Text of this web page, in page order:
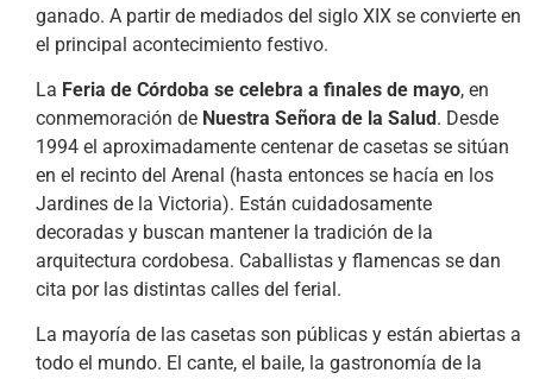
ganado. A partir de mediados del siglo XIX se convierte en
el principal acontecimiento festivo.
La Feria de Córdoba se celebra a finales de mayo, en
conmemoración de Nuestra Señora de la Salud. Desde
1994 el aproximadamente centenar de casetas se sitúan
en el recinto del Arenal (hasta entonces se hacía en los
Jardines de la Victoria). Están cuidadosamente
decoradas y buscan mantener la tradición de la
arquitectura cordobesa. Caballistas y flamencas se dan
cita por las distintas calles del ferial.
La mayoría de las casetas son públicas y están abiertas a
todo el mundo. El cante, el baile, la gastronomía de la